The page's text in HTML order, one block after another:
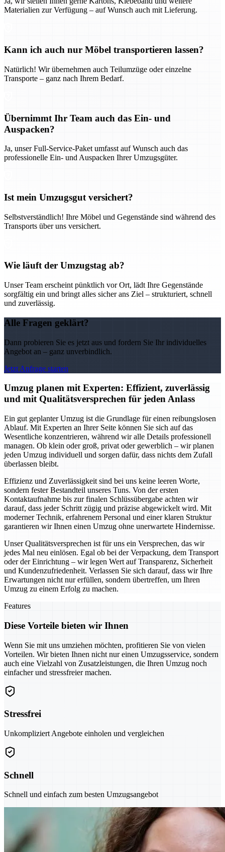
Materialien zur Verfügung – auf Wunsch auch mit Lieferung.
Kann ich auch nur Möbel transportieren lassen?
Natürlich! Wir übernehmen auch Teilumzüge oder einzelne
Transporte – ganz nach Ihrem Bedarf.
Übernimmt Ihr Team auch das Ein- und
Auspacken?
Ja, unser Full-Service-Paket umfasst auf Wunsch auch das
professionelle Ein- und Auspacken Ihrer Umzugsgüter.
Ist mein Umzugsgut versichert?
Selbstverständlich! Ihre Möbel und Gegenstände sind während des
Transports über uns versichert.
Wie läuft der Umzugstag ab?
Unser Team erscheint pünktlich vor Ort, lädt Ihre Gegenstände
sorgfältig ein und bringt alles sicher ans Ziel – strukturiert, schnell
und zuverlässig.
Alle Fragen geklärt?
Dann probieren Sie es jetzt aus und fordern Sie Ihr individuelles
Angebot an – ganz unverbindlich.
Jetzt Anfrage starten
Umzug planen mit Experten: Effizient, zuverlässig
und mit Qualitätsversprechen für jeden Anlass
Ein gut geplanter Umzug ist die Grundlage für einen reibungslosen
Ablauf. Mit Experten an Ihrer Seite können Sie sich auf das
Wesentliche konzentrieren, während wir alle Details professionell
managen. Ob klein oder groß, privat oder gewerblich – wir planen
jeden Umzug individuell und sorgen dafür, dass nichts dem Zufall
überlassen bleibt.
Effizienz und Zuverlässigkeit sind bei uns keine leeren Worte,
sondern fester Bestandteil unseres Tuns. Von der ersten
Kontaktaufnahme bis zur finalen Schlüssübergabe achten wir
darauf, dass jeder Schritt zügig und präzise abgewickelt wird. Mit
moderner Technik, erfahrenem Personal und einer klaren Struktur
garantieren wir Ihnen einen Umzug ohne unerwartete Hindernisse.
Unser Qualitätsversprechen ist für uns ein Versprechen, das wir
jedes Mal neu einlösen. Egal ob bei der Verpackung, dem Transport
oder der Einrichtung – wir legen Wert auf Transparenz, Sicherheit
und Kundenzufriedenheit. Verlassen Sie sich darauf, dass wir Ihre
Erwartungen nicht nur erfüllen, sondern übertreffen, um Ihren
Umzug zu einem Erfolg zu machen.
Features
Diese Vorteile bieten wir Ihnen
Wenn Sie mit uns umziehen möchten, profitieren Sie von vielen
Vorteilen. Wir bieten Ihnen nicht nur einen Umzugsservice, sondern
auch eine Vielzahl von Zusatzleistungen, die Ihren Umzug noch
einfacher und stressfreier machen.
Stressfrei
Unkompliziert Angebote einholen und vergleichen
Schnell
Schnell und einfach zum besten Umzugsangebot